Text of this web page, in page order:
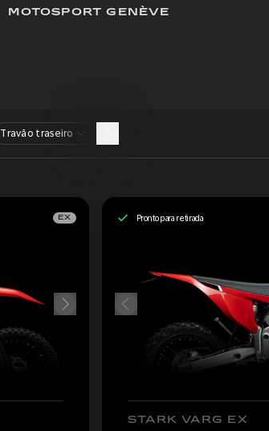
MOTOSPORT GENÈVE
Travão traseiro
EX Pronto para retirada
STARK VARG EX